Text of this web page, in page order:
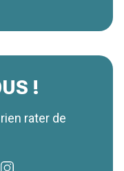
!
rater de